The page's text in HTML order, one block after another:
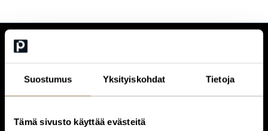
Suostumus Yksityiskohdat Tietoja
Tämä sivusto käyttää evästeitä
CUSTOMERCARE
+358 (0)20 780 6220